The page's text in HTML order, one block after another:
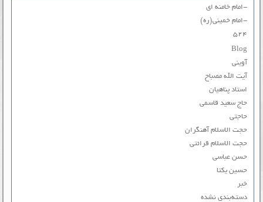
-امام خامنه ای
-امام خمینی(ره)
۵۲۴
Blog
آوینی
آیت الله مصباح
استاد پناهیان
حاج سعید قاسمی
حاجتی
حجت الاسلام آهنگران
حجت الاسلام قرائتی
حسن عباسی
حسین یکتا
خبر
دسته‌بندی نشده